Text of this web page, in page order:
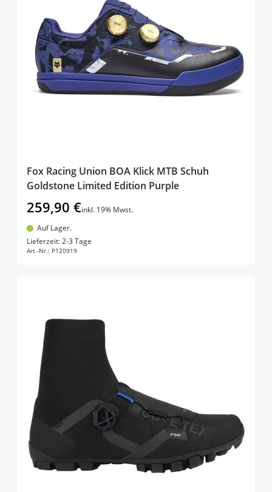
Fox Racing Union BOA Klick MTB Schuh
Goldstone Limited Edition Purple
259,90 €inkl. 19% Mwst.
Auf Lager.
Lieferzeit: 2-3 Tage
Art.-Nr.: P120919